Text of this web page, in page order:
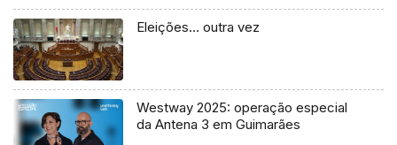
Eleições… outra vez
Westway 2025: operação especial
da Antena 3 em Guimarães